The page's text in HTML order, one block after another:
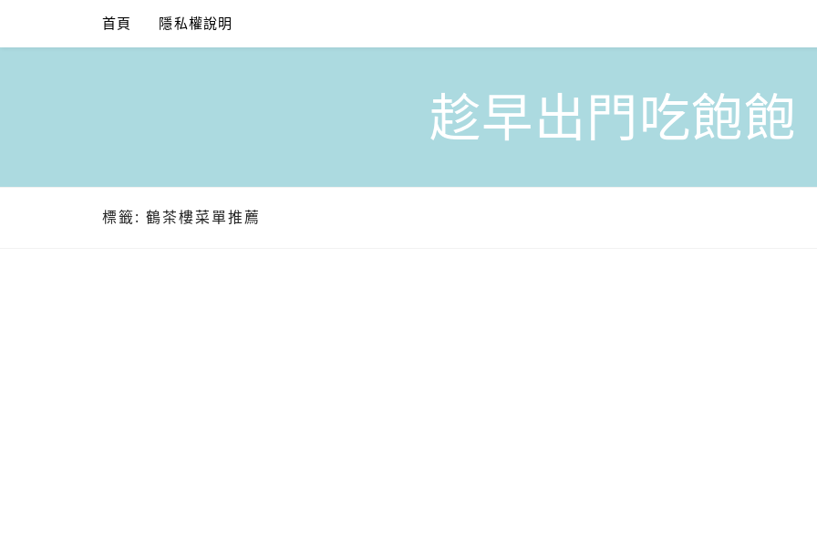
content
首頁 隱私權說明
趁早出門吃飽飽
標籤: 鶴茶樓菜單推薦